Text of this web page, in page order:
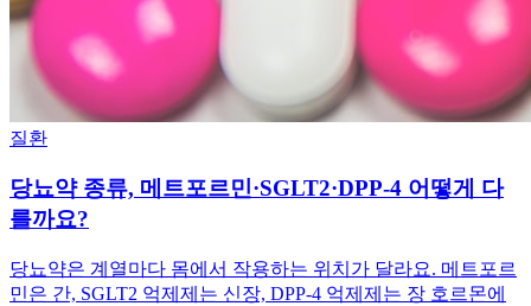
질환
당뇨약 종류, 메트포르민·SGLT2·DPP-4 어떻게 다
를까요?
당뇨약은 계열마다 몸에서 작용하는 위치가 달라요. 메트포르
민은 간, SGLT2 억제제는 신장, DPP-4 억제제는 장 호르몬에